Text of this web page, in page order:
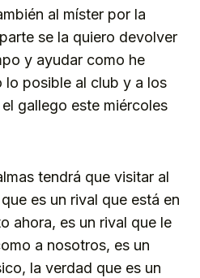
al míster por la
se la quiero devolver
y ayudar como he
lo posible al club y a los
gallego este miércoles
tendrá que visitar al
es un rival que está en
ahora, es un rival que le
a nosotros, es un
la verdad que es un